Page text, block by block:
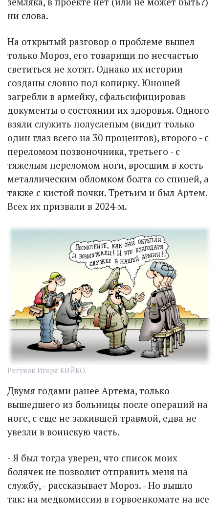
ни слова.
На открытый разговор о проблеме вышел
только Мороз, его товарищи по несчастью
светиться не хотят. Однако их истории
созданы словно под копирку. Юношей
загребли в армейку, сфальсифицировав
документы о состоянии их здоровья. Одного
взяли служить полуслепым (видит только
один глаз всего на 30 процентов), второго - с
переломом позвоночника, третьего - с
тяжелым переломом ноги, вросшим в кость
металлическим обломком болта со спицей, а
также с кистой почки. Третьим и был Артем.
Всех их призвали в 2024-м.
Рисунок Игоря КИЙКО.
Двумя годами ранее Артема, только
вышедшего из больницы после операций на
ноге, с еще не зажившей травмой, едва не
увезли в воинскую часть.
- Я был тогда уверен, что список моих
болячек не позволит отправить меня на
службу, - рассказывает Мороз. - Но вышло
так: на медкомиссии в горвоенкомате на все